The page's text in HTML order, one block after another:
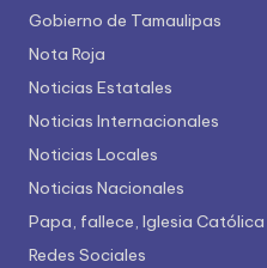
Gobierno de Tamaulipas
Nota Roja
Noticias Estatales
Noticias Internacionales
Noticias Locales
Noticias Nacionales
Papa, fallece, Iglesia Católica
Redes Sociales